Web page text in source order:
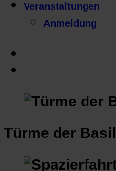
Veranstaltungen
Anmeldung
Türme der